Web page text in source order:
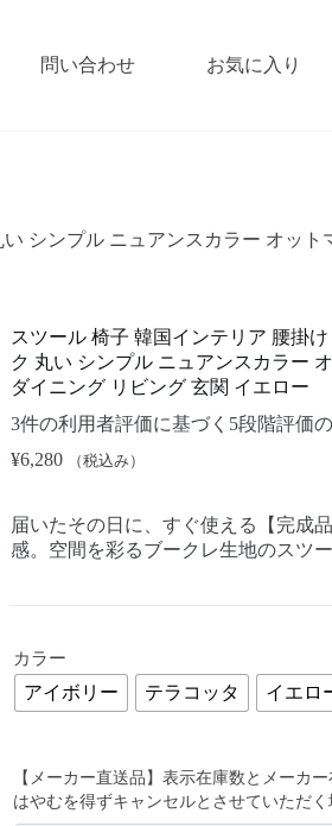
問い合わせ お気に入り
シンプル ニュアンスカラー オット
スツール 椅子 韓国インテリア 腰掛
ク 丸い シンプル ニュアンスカラー
ダイニング リビング 玄関 イエロー
3件の利用者評価に基づく5段階評価の
¥6,280 （税込み）
届いたその日に、すぐ使える【完成
感。空間を彩るブークレ生地のスツー
カラー
アイボリー テラコッタ イエロ
【メーカー直送品】表示在庫数とメーカ
はやむを得ずキャンセルとさせていただ